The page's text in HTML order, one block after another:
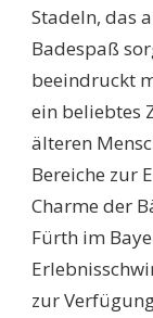
Stadeln, das
Badespaß
beeindruckt
ein beliebtes
älteren
Bereiche zur
Charme der
Fürth im
zur